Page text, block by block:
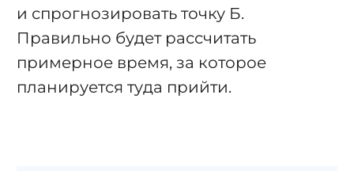
и спрогнозировать точку Б.
Правильно будет рассчитать
примерное время, за которое
планируется туда прийти.